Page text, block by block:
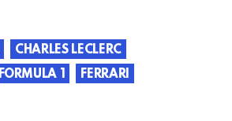
CHARLES LECLERC
FORMULA 1 FERRARI